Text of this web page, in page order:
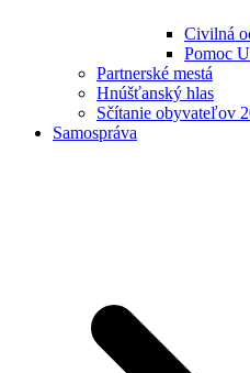
Civilná
Pomoc
Partnerské mestá
Hnúšťanský hlas
Sčítanie obyvateľov
Samospráva